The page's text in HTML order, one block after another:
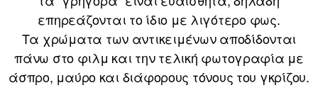
επηρεάζονται το ίδιο με λιγότερο φως.
Τα χρώματα των αντικειμένων αποδίδονται
πάνω στο φιλμ και την τελική φωτογραφία με
άσπρο, μαύρο και διάφορους τόνους του γκρίζου.